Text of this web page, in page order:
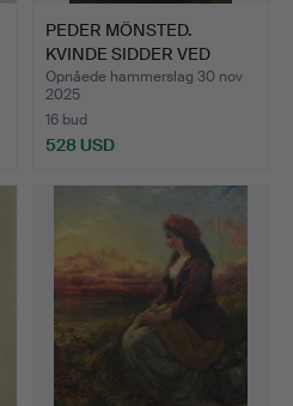
PEDER MÖNSTED.
KVINDE SIDDER VED
VINDUET.
Opnåede hammerslag 30 nov
2025
16 bud
528 USD